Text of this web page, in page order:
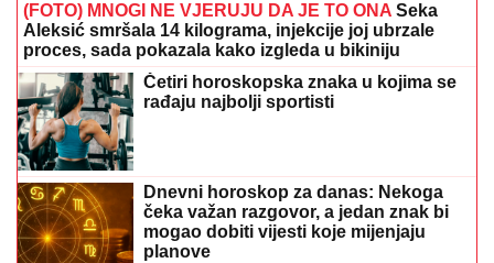
(FOTO) MNOGI NE VJERUJU DA JE TO ONA Seka
Aleksić smršala 14 kilograma, injekcije joj ubrzale
proces, sada pokazala kako izgleda u bikiniju
Četiri horoskopska znaka u kojima se
rađaju najbolji sportisti
Dnevni horoskop za danas: Nekoga
čeka važan razgovor, a jedan znak bi
mogao dobiti vijesti koje mijenjaju
planove